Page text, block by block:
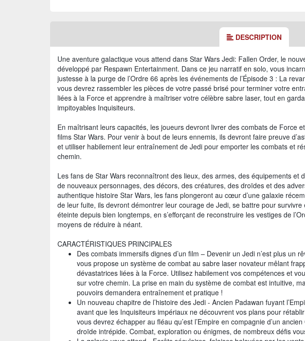
DESCRIPTION
Une aventure galactique vous attend dans Star Wars Jedi: Fallen Order, le
développé par Respawn Entertainment. Dans ce jeu narratif en solo, vous
justesse à la purge de l’Ordre 66 après les événements de l’Épisode 3 : La
vous devrez rassembler les pièces de votre passé brisé pour terminer votre
liées à la Force et apprendre à maîtriser votre célèbre sabre laser, tout en
impitoyables Inquisiteurs.
En maîtrisant leurs capacités, les joueurs devront livrer des combats de Force
films Star Wars. Pour venir à bout de leurs ennemis, ils devront faire preuve
et utiliser habilement leur entraînement de Jedi pour emporter les combats et
chemin.
Les fans de Star Wars reconnaîtront des lieux, des armes, des équipements et
de nouveaux personnages, des décors, des créatures, des droïdes et des
authentique histoire Star Wars, les fans plongeront au cœur d’une galaxie
de leur fuite, ils devront démontrer leur courage de Jedi, se battre pour survivre
éteinte depuis bien longtemps, en s’efforçant de reconstruire les vestiges de
moyens de réduire à néant.
CARACTÉRISTIQUES PRINCIPALES
Des combats immersifs dignes d’un film – Devenir un Jedi n’est plus un
vous propose un système de combat au sabre laser novateur mêlant
dévastatrices liées à la Force. Utilisez habilement vos compétences et
sur votre chemin. La prise en main du système de combat est intuitive,
pouvoirs demandera entraînement et pratique !
Un nouveau chapitre de l’histoire des Jedi - Ancien Padawan fuyant
avant que les Inquisiteurs impériaux ne découvrent vos plans pour
vous devrez échapper au fléau qu’est l’Empire en compagnie d’un
droïde intrépide. Combat, exploration ou énigmes, de nombreux défis